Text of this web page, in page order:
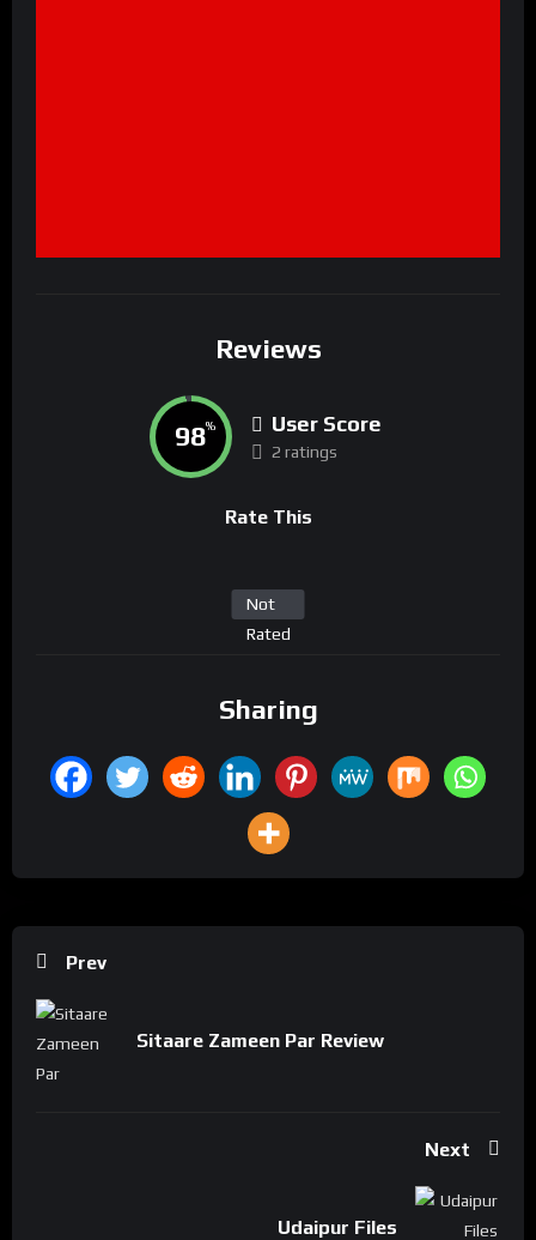
Reviews
98% User Score
2 ratings
Rate This
Not
Rated
Sharing
Prev
Sitaare Zameen Par Review
Next
Udaipur Files